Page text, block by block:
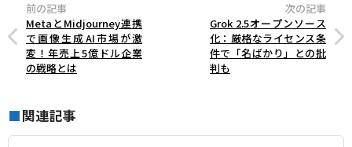
前の記事
MetaとMidjourney連携
で画像生成AI市場が激
変！年売上5億ドル企業
の戦略とは
次の記事
Grok 2.5オープンソース
化：厳格なライセンス条
件で「名ばかり」との批
判も
■関連記事